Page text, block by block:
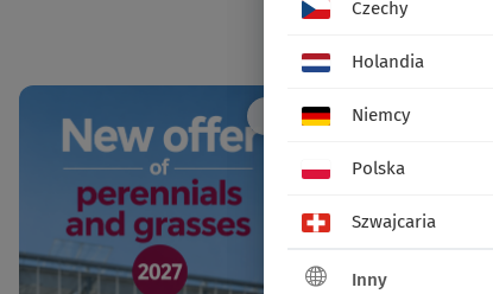
Czechy
Holandia
Niemcy
Polska
Szwajcaria
Inny